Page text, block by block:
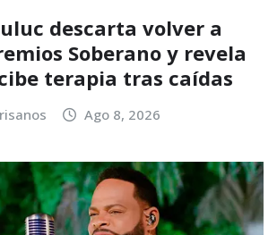
descarta volver a
Soberano y revela
terapia tras caídas
Ago 8, 2026